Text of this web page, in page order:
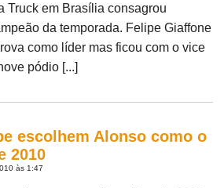
Truck em Brasília consagrou
da temporada. Felipe Giaffone
como líder mas ficou com o vice
pódio [...]
escolhem Alonso como o
2010
às 1:47